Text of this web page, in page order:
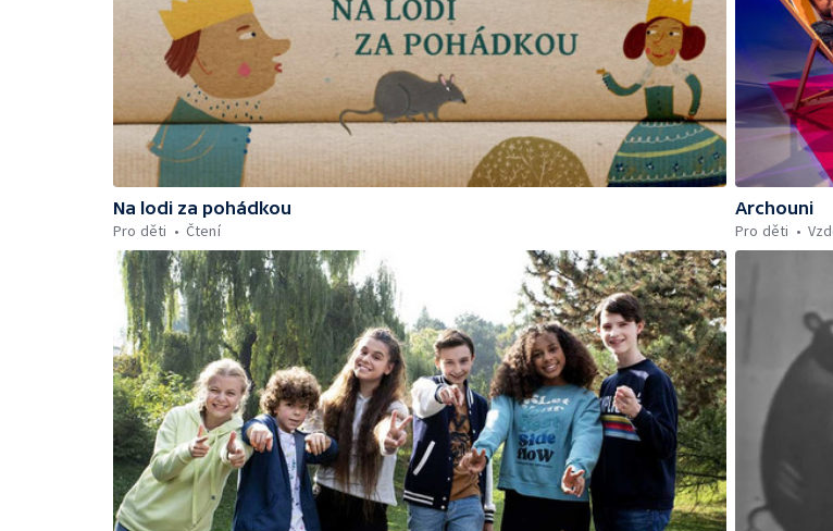
Na lodi za pohádkou
Pro děti
Čtení
Archouni
Pro děti